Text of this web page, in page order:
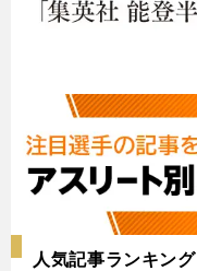
人気記事ランキング